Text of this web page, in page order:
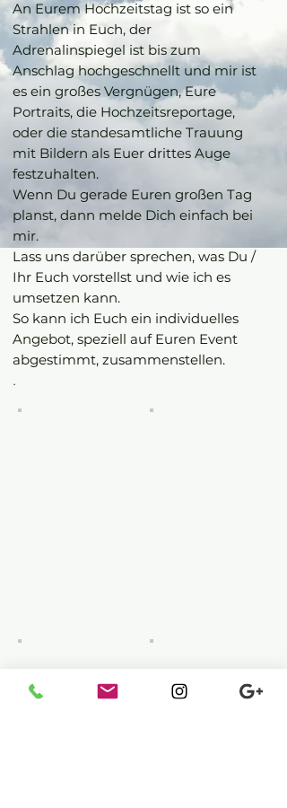
An Eurem Hochzeitstag ist so ein
Strahlen in Euch, der
Adrenalinspiegel ist bis zum
Anschlag hochgeschnellt und mir ist
es ein großes Vergnügen, Eure
Portraits, die Hochzeitsreportage,
oder die standesamtliche Trauung
mit Bildern als Euer drittes Auge
festzuhalten.
Wenn Du gerade Euren großen Tag
planst, dann melde Dich einfach bei
mir.
Lass uns darüber sprechen, was Du /
Ihr Euch vorstellst und wie ich es
umsetzen kann.
So kann ich Euch ein individuelles
Angebot, speziell auf Euren Event
abgestimmt, zusammenstellen.
.